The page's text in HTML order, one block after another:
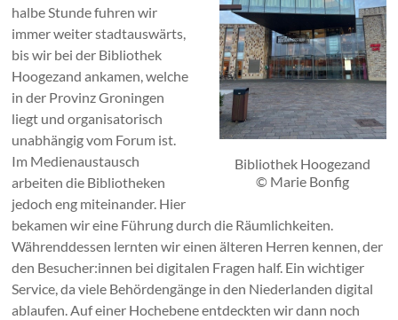
Bibliothek Hoogezand
© Marie Bonfig
halbe Stunde fuhren wir
immer weiter stadtauswärts,
bis wir bei der Bibliothek
Hoogezand ankamen, welche
in der Provinz Groningen
liegt und organisatorisch
unabhängig vom Forum ist.
Im Medienaustausch
arbeiten die Bibliotheken
jedoch eng miteinander. Hier
bekamen wir eine Führung durch die Räumlichkeiten.
Währenddessen lernten wir einen älteren Herren kennen, der
den Besucher:innen bei digitalen Fragen half. Ein wichtiger
Service, da viele Behördengänge in den Niederlanden digital
ablaufen. Auf einer Hochebene entdeckten wir dann noch